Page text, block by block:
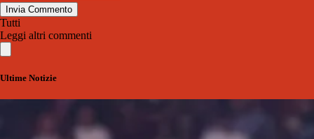
Invia Commento
Tutti
Leggi altri commenti
Ultime Notizie